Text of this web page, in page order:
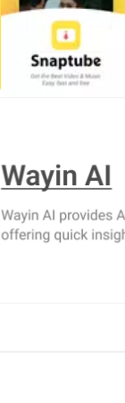
audio
tanpa
video.
Jika video
yang
Iklan
lalu
proses